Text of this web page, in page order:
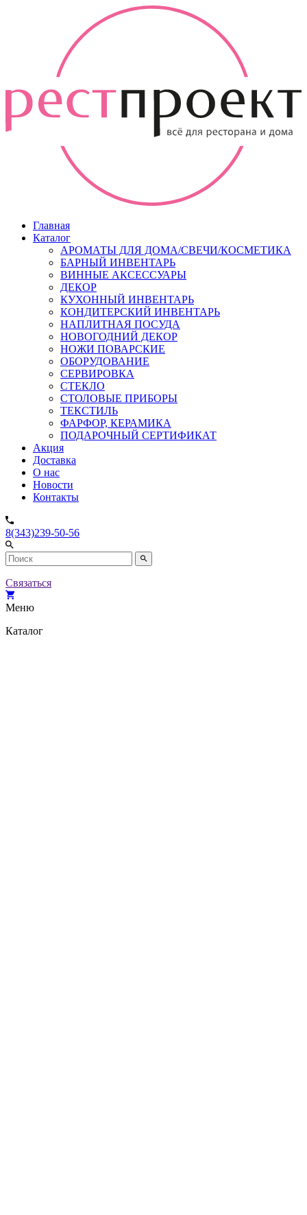
Главная
Каталог
АРОМАТЫ ДЛЯ ДОМА/СВЕЧИ/КОСМЕТИКА
БАРНЫЙ ИНВЕНТАРЬ
ВИННЫЕ АКСЕССУАРЫ
ДЕКОР
КУХОННЫЙ ИНВЕНТАРЬ
КОНДИТЕРСКИЙ ИНВЕНТАРЬ
НАПЛИТНАЯ ПОСУДА
НОВОГОДНИЙ ДЕКОР
НОЖИ ПОВАРСКИЕ
ОБОРУДОВАНИЕ
СЕРВИРОВКА
СТЕКЛО
СТОЛОВЫЕ ПРИБОРЫ
ТЕКСТИЛЬ
ФАРФОР, КЕРАМИКА
ПОДАРОЧНЫЙ СЕРТИФИКАТ
Акция
Доставка
О нас
Новости
Контакты
8(343)239-50-56
Связаться
Меню
Каталог